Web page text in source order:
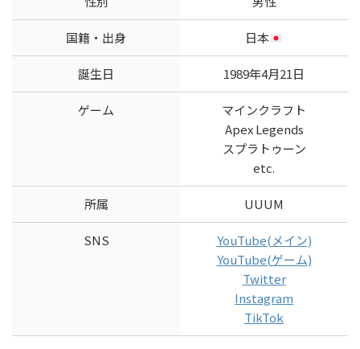
国籍・出身 日本
誕生日 1989年4月21日
ゲーム
マインクラフト
Apex Legends
スプラトゥーン
etc.
所属 UUUM
SNS
YouTube(メイン)
YouTube(ゲーム)
Twitter
Instagram
TikTok